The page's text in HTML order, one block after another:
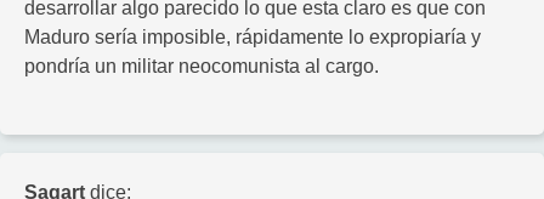
desarrollar algo parecido lo que esta claro es que con
Maduro sería imposible, rápidamente lo expropiaría y
pondría un militar neocomunista al cargo.
Sagart dice: